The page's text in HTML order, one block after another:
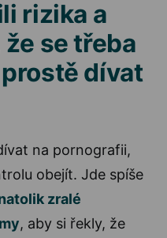
rizika a
se třeba
dívat
na pornografii,
obejít. Jde spíše
zralé
, aby si řekly, že